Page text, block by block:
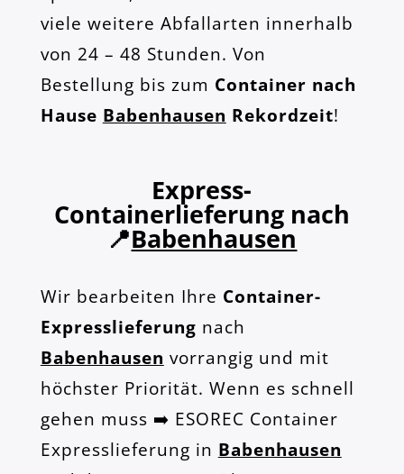
viele weitere Abfallarten innerhalb
von 24 – 48 Stunden. Von
Bestellung bis zum Container nach
Hause Babenhausen Rekordzeit!
Express-
Containerlieferung nach
📍Babenhausen
Wir bearbeiten Ihre Container-
Expresslieferung nach
Babenhausen vorrangig und mit
höchster Priorität. Wenn es schnell
gehen muss ➡️ ESOREC Container
Expresslieferung in Babenhausen